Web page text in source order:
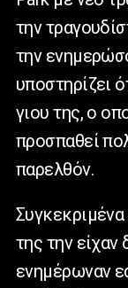
την
την
υποστηρίζει
γιου της, ο
προσπαθεί
παρελθόν.
Συγκεκριμένα
της την είχαν
ενημέρωναν